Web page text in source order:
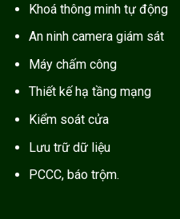
Khoá thông minh tự động
An ninh camera giám sát
Máy chấm công
Thiết kế hạ tầng mạng
Kiểm soát cửa
Lưu trữ dữ liệu
PCCC, báo trộm.